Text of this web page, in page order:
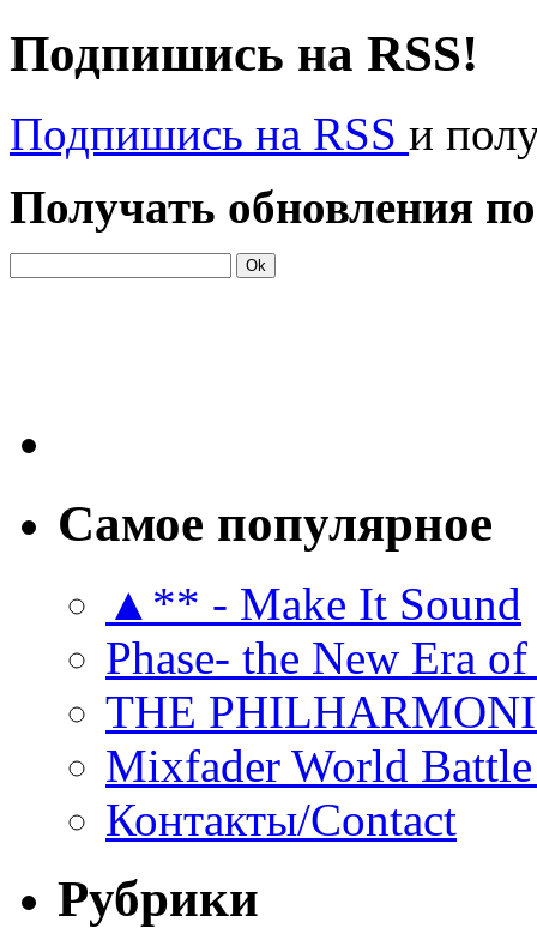
Подпишись на RSS!
Подпишись на RSS и
Получать обновления
Самое популярное
▲** - Make It Sound
Phase- the New Era
THE
Mixfader World
Контакты/Contact
Рубрики